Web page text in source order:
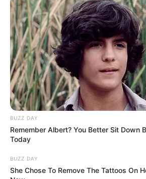
BUZZ DAY
Remember Albert? You Better Sit Down
Today
BUZZ DAY
She Chose To Remove The Tattoos On